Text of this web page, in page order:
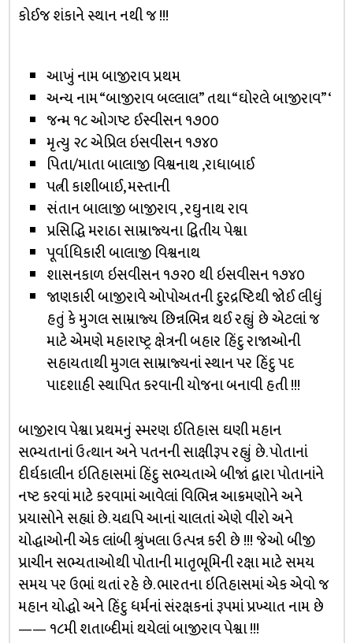
કોઈજ શંકાને સ્થાન નથી જ !!!
આખું નામ બાજીરાવ પ્રથમ
અન્ય નામ “બાજીરાવ બલ્લાલ” તથા “ઘોરલે બાજીરાવ”‘
જન્મ ૧૮ ઓગષ્ટ ઈસ્વીસન ૧૭૦૦
મૃત્યુ ૨૮ એપ્રિલ ઇસવીસન ૧૭૪૦
પિતા/માતા બાલાજી વિશ્વનાથ ,રાધાબાઈ
પત્ની કાશીબાઈ, મસ્તાની
સંતાન બાલાજી બાજીરાવ , રઘુનાથ રાવ
પ્રસિદ્ધિ મરાઠા સામ્રાજ્યના દ્વિતીય પેશ્વા
પૂર્વાધિકારી બાલાજી વિશ્વનાથ
શાસનકાળ ઇસવીસન ૧૭૨૦ થી ઇસવીસન ૧૭૪૦
જાણકારી બાજીરાવે ઓપોઅતની દુરદ્રષ્ટિથી જોઈ લીધું
હતું કે મુગલ સામ્રાજ્ય છિન્નભિન્ન થઈ રહ્યું છે એટલાં જ
માટે એમણે મહારાષ્ટ્ર ક્ષેત્રની બહાર હિંદુ રાજાઓની
સહાયતાથી મુગલ સામ્રાજ્યનાં સ્થાન પર હિંદુ પદ
પાદશાહી સ્થાપિત કરવાની યોજના બનાવી હતી !!!
બાજીરાવ પેશ્વા પ્રથમનું સ્મરણ ઈતિહાસ ઘણી મહાન
સભ્યતાનાં ઉત્થાન અને પતનની સાક્ષીરૂપ રહ્યું છે. પોતાનાં
દીર્ઘકાલીન ઇતિહાસમાં હિંદુ સભ્યતાએ બીજાં દ્વારા પોતાનાંને
નષ્ટ કરવાં માટે કરવામાં આવેલાં વિભિન્ન આક્રમણોને અને
પ્રયાસોને સહ્યાં છે. યદ્યપિ આનાં ચાલતાં એણે વીરો અને
યોદ્ધાઓની એક લાંબી શ્રુંખલા ઉત્પન્ન કરી છે !!! જેઓ બીજી
પ્રાચીન સભ્યતાઓથી પોતાની માતૃભૂમિની રક્ષા માટે સમય
સમય પર ઉભાં થતાં રહે છે. ભારતના ઇતિહાસમાં એક એવો જ
મહાન યોદ્ધો અને હિંદુ ધર્મનાં સંરક્ષકનાં રૂપમાં પ્રખ્યાત નામ છે
—— ૧૮મી શતાબ્દીમાં થયેલાં બાજીરાવ પેશ્વા !!!